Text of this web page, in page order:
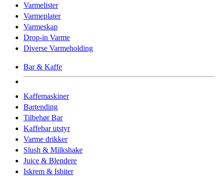
Varmelister
Varmeplater
Varmeskap
Drop-in Varme
Diverse Varmeholding
Bar & Kaffe
Kaffemaskiner
Bartending
Tilbehør Bar
Kaffebar utstyr
Varme drikker
Slush & Milkshake
Juice & Blendere
Iskrem & Isbiter